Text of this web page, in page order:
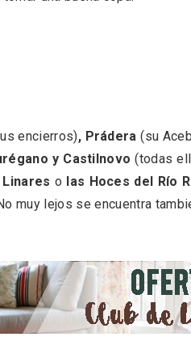
encierros), Prádera (su
y Castilnovo(todas
o las Hoces del Río
muy lejos se encuentra